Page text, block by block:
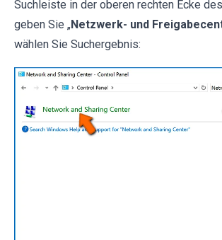
Suchleiste in der oberen rechten Ecke
geben Sie „Netzwerk- und
wählen Sie Suchergebnis: